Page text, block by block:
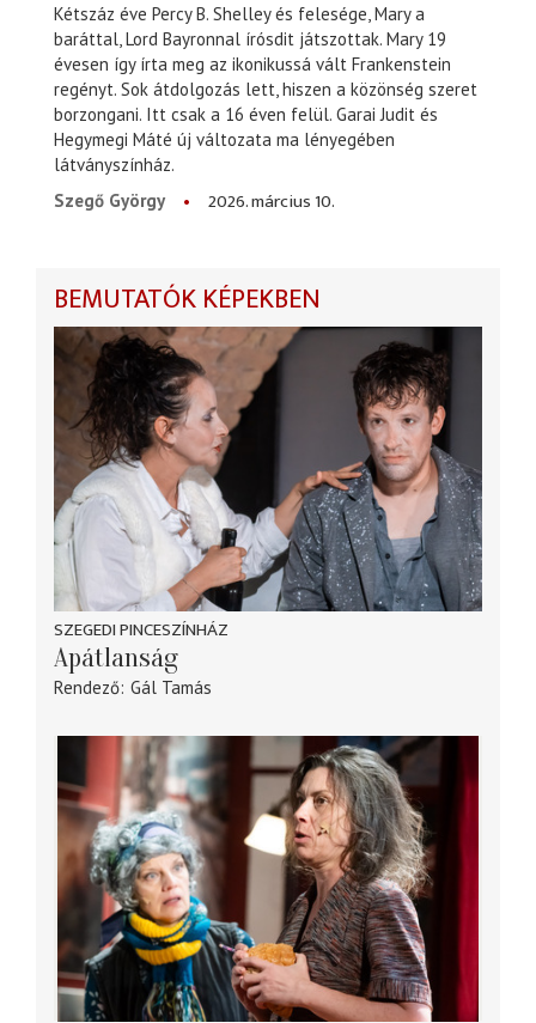
Kétszáz éve Percy B. Shelley és felesége, Mary a
baráttal, Lord Bayronnal írósdit játszottak. Mary 19
évesen így írta meg az ikonikussá vált Frankenstein
regényt. Sok átdolgozás lett, hiszen a közönség szeret
borzongani. Itt csak a 16 éven felül. Garai Judit és
Hegymegi Máté új változata ma lényegében
látványszínház.
Szegő György
2026. március 10.
BEMUTATÓK KÉPEKBEN
SZEGEDI PINCESZÍNHÁZ
Apátlanság
Rendező Gál Tamás